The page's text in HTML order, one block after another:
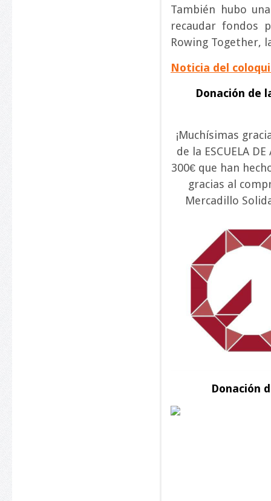
También hubo
recaudar fondos
Rowing Together,
Noticia del
Donación de
¡Muchísimas
de la ESCUELA
300€ que han
gracias al
Mercadillo
Donación